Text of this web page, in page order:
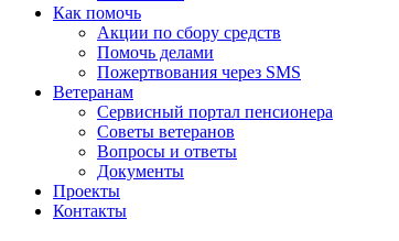
Как помочь
Акции по сбору средств
Помочь делами
Пожертвования через SMS
Ветеранам
Сервисный портал пенсионера
Советы ветеранов
Вопросы и ответы
Документы
Проекты
Контакты